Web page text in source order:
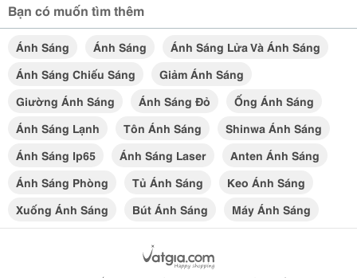
Bạn có muốn tìm thêm
Ánh Sáng Ánh Sáng
Ánh Sáng Lửa Và Ánh Sáng
Ánh Sáng Chiếu Sáng
Giảm Ánh Sáng
Giường Ánh Sáng
Ánh Sáng Đỏ
Ống Ánh Sáng
Ánh Sáng Lạnh
Tôn Ánh Sáng
Shinwa Ánh Sáng
Ánh Sáng Ip65
Ánh Sáng Laser
Anten Ánh Sáng
Ánh Sáng Phòng
Tủ Ánh Sáng
Keo Ánh Sáng
Xuống Ánh Sáng
Bút Ánh Sáng Máy Ánh Sáng